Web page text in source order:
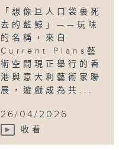
「想像巨人口袋裏死
去的藍鯨」——玩味
的名稱，來自
Current Plans藝
術空間現正舉行的香
港與意大利藝術家聯
展，遊戲成為共...
26/04/2026
收看